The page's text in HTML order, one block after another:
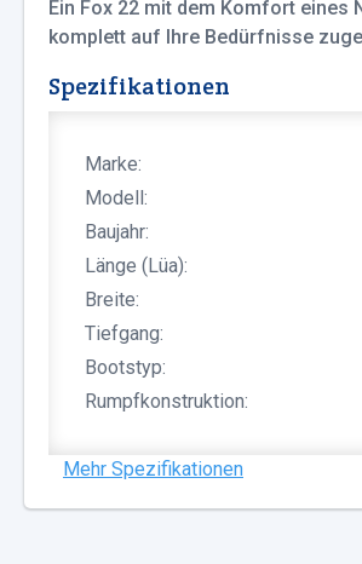
Ein Fox 22 mit dem Komfort eines
komplett auf Ihre Bedürfnisse
Spezifikationen
Marke:
Modell:
Baujahr:
Länge (Lüa):
Breite:
Tiefgang:
Bootstyp:
Rumpfkonstruktion:
Mehr Spezifikationen